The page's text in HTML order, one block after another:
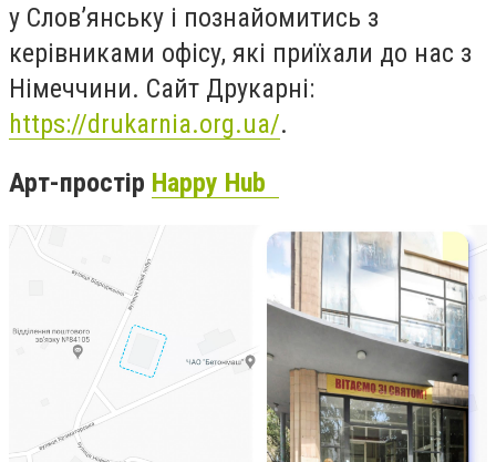
у Слов’янську і познайомитись з
керівниками офісу, які приїхали до нас з
Німеччини. Сайт Друкарні:
https://drukarnia.org.ua/.
Арт-простір Happy Hub